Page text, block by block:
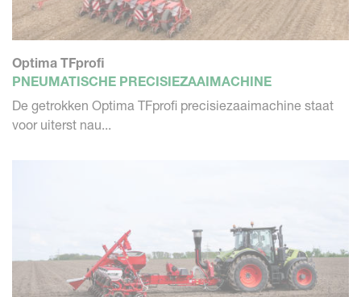
Optima TFprofi
PNEUMATISCHE PRECISIEZAAIMACHINE
De getrokken Optima TFprofi precisiezaaimachine staat
voor uiterst nau...